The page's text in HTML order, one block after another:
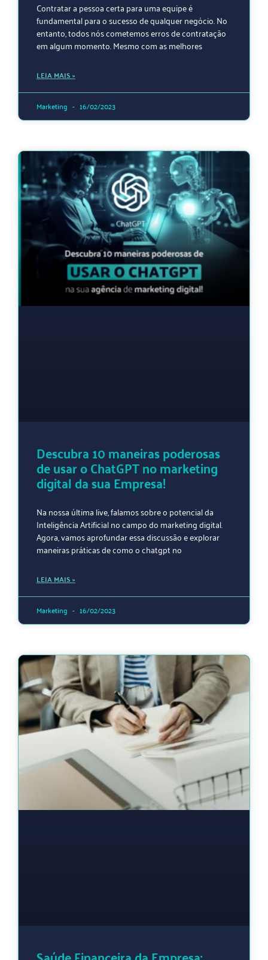
Contratar a pessoa certa para uma equipe é
fundamental para o sucesso de qualquer negócio. No
entanto, todos nós cometemos erros de contratação
em algum momento. Mesmo com as melhores
LEIA MAIS »
Marketing 16/02/2023
Descubra 10 maneiras poderosas
de usar o ChatGPT no marketing
digital da sua Empresa!
Na nossa última live, falamos sobre o potencial da
Inteligência Artificial no campo do marketing digital.
Agora, vamos aprofundar essa discussão e explorar
maneiras práticas de como o chatgpt no
LEIA MAIS »
Marketing 16/02/2023